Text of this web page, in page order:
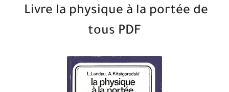
Livre la physique à la portée de
tous PDF